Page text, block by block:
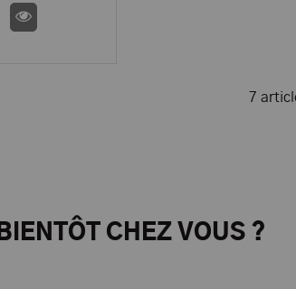
7
BIENTÔT CHEZ VOUS ?